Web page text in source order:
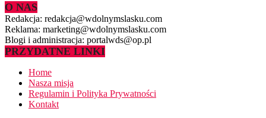
O NAS
Redakcja: redakcja@wdolnymslasku.com
Reklama: marketing@wdolnymslasku.com
Blogi i administracja: portalwds@op.pl
PRZYDATNE LINKI
Home
Nasza misja
Regulamin i Polityka Prywatności
Kontakt